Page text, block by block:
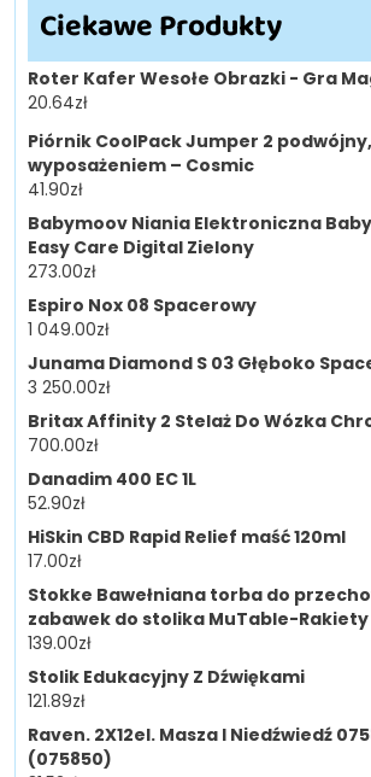
Ciekawe Produkty
Roter Kafer Wesołe Obrazki - Gra
20.64zł
Piórnik CoolPack Jumper 2
wyposażeniem – Cosmic
41.90zł
Babymoov Niania Elektroniczna
Easy Care Digital Zielony
273.00zł
Espiro Nox 08 Spacerowy
1 049.00zł
Junama Diamond S 03 Głęboko
3 250.00zł
Britax Affinity 2 Stelaż Do Wózka
700.00zł
Danadim 400 EC 1L
52.90zł
HiSkin CBD Rapid Relief maść 120ml
17.00zł
Stokke Bawełniana torba do
zabawek do stolika MuTable-Rakiety
139.00zł
Stolik Edukacyjny Z Dźwiękami
121.89zł
Raven. 2X12el. Masza I Niedźwiedź
(075850)